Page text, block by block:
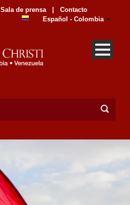
Sala de prensa
Contacto
Español - Colombia